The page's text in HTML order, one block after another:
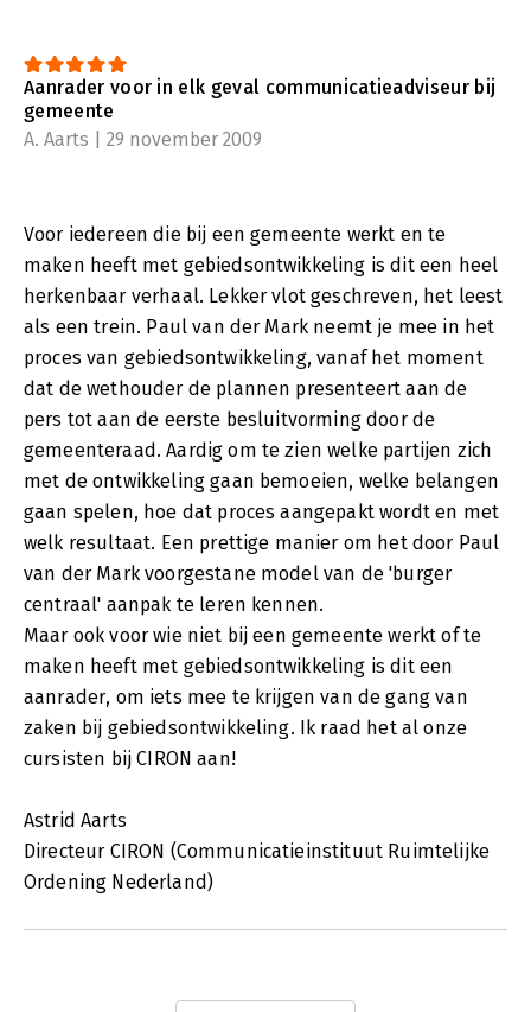
Aanrader voor in elk geval communicatieadviseur bij
gemeente
A. Aarts | 29 november 2009
Voor iedereen die bij een gemeente werkt en te
maken heeft met gebiedsontwikkeling is dit een heel
herkenbaar verhaal. Lekker vlot geschreven, het leest
als een trein. Paul van der Mark neemt je mee in het
proces van gebiedsontwikkeling, vanaf het moment
dat de wethouder de plannen presenteert aan de
pers tot aan de eerste besluitvorming door de
gemeenteraad. Aardig om te zien welke partijen zich
met de ontwikkeling gaan bemoeien, welke belangen
gaan spelen, hoe dat proces aangepakt wordt en met
welk resultaat. Een prettige manier om het door Paul
van der Mark voorgestane model van de 'burger
centraal' aanpak te leren kennen.
Maar ook voor wie niet bij een gemeente werkt of te
maken heeft met gebiedsontwikkeling is dit een
aanrader, om iets mee te krijgen van de gang van
zaken bij gebiedsontwikkeling. Ik raad het al onze
cursisten bij CIRON aan!
Astrid Aarts
Directeur CIRON (Communicatieinstituut Ruimtelijke
Ordening Nederland)